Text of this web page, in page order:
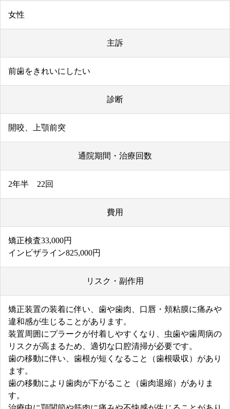
女性
主訴
前歯をきれいにしたい
診断
開咬、上顎前突
通院期間・治療回数
2年半 22回
費用
矯正検査33,000円
インビザライン825,000円
リスク・副作用
矯正装置の装着に伴い、歯や歯肉、口唇・頬粘膜に痛みや
違和感が生じることがあります。
装置周囲にプラークが付着しやすくなり、虫歯や歯周病の
リスクが高まるため、適切な口腔清掃が必要です。
歯の移動に伴い、歯根が短くなること（歯根吸収）があり
ます。
歯の移動により歯肉が下がること（歯肉退縮）がありま
す。